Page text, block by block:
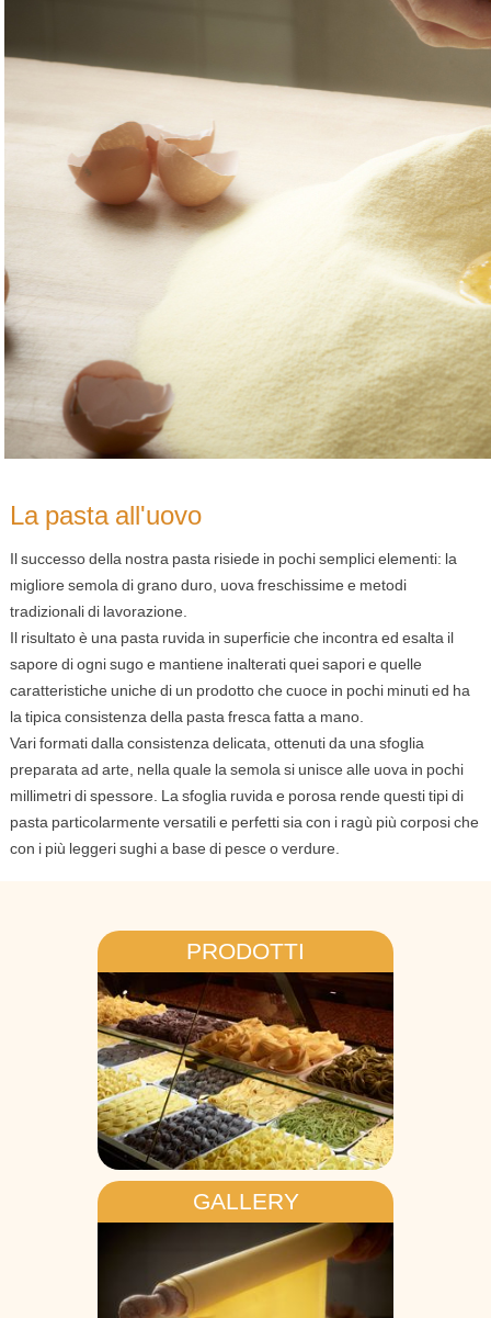
La pasta all'uovo
Il successo della nostra pasta risiede in pochi semplici elementi: la
migliore semola di grano duro, uova freschissime e metodi
tradizionali di lavorazione.
Il risultato è una pasta ruvida in superficie che incontra ed esalta il
sapore di ogni sugo e mantiene inalterati quei sapori e quelle
caratteristiche uniche di un prodotto che cuoce in pochi minuti ed ha
la tipica consistenza della pasta fresca fatta a mano.
Vari formati dalla consistenza delicata, ottenuti da una sfoglia
preparata ad arte, nella quale la semola si unisce alle uova in pochi
millimetri di spessore. La sfoglia ruvida e porosa rende questi tipi di
pasta particolarmente versatili e perfetti sia con i ragù più corposi che
con i più leggeri sughi a base di pesce o verdure.
PRODOTTI
GALLERY